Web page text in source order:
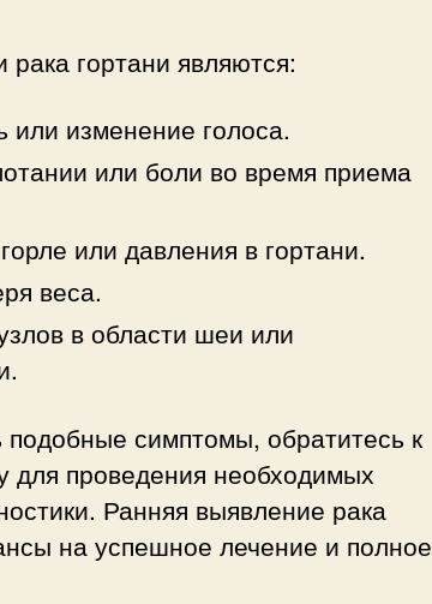
гортани являются:
изменение голоса.
или боли во время приема
или давления в гортани.
веса.
в области шеи или
подобные симптомы, обратитесь к
для проведения необходимых
Ранняя выявление рака
на успешное лечение и полное